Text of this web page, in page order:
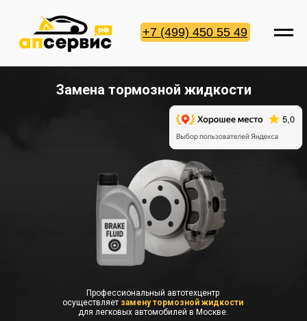
+7 (499) 450 55 49
Замена тормозной жидкости
Профессиональный автотехцентр
осуществляет замену тормозной жидкости
для легковых автомобилей в Москве.